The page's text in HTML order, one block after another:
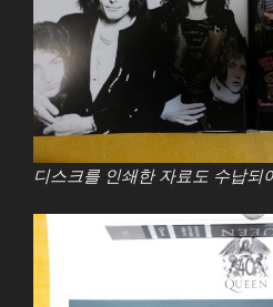
디스크를 인쇄한 자료도 수납되